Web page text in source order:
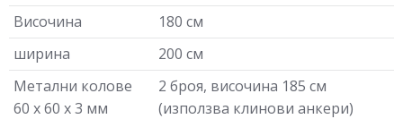
Височина
180 см
ширина
200 см
Метални колове
60 х 60 х 3 мм
2 броя, височина 185 см
(използва клинови анкери)